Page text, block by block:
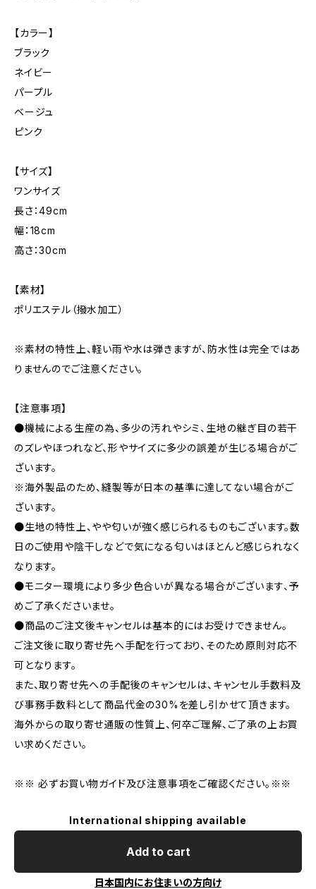
【カラー】
ブラック
ネイビー
パープル
ベージュ
ピンク
【サイズ】
ワンサイズ
長さ：49cm
幅：18cm
高さ：30cm
【素材】
ポリエステル（撥水加工）
※素材の特性上、軽い雨や水は弾きますが、防水性は完全ではあ
りませんのでご注意ください。
【注意事項】
●機械による生産の為、多少の汚れやシミ、生地の継ぎ目の若干
のズレやほつれなど、形やサイズに多少の誤差が生じる場合がご
ざいます。
※海外製品のため、縫製等が日本の基準に達してない場合がご
ざいます。
●生地の特性上、やや匂いが強く感じられるものもございます。数
日のご使用や陰干しなどで気になる匂いはほとんど感じられなく
なります。
●モニター環境により多少色合いが異なる場合がございます、予
めご了承くださいませ。
●商品のご注文後キャンセルは基本的にはお受けできません。
ご注文後に取り寄せ先へ手配を行っており、そのため原則対応不
可となります。
また、取り寄せ先への手配後のキャンセルは、キャンセル手数料及
び事務手数料として商品代金の30%を差し引かせて頂きます。
海外からの取り寄せ通販の性質上、何卒ご理解、ご了承の上お買
い求めください。
※※ 必ずお買い物ガイド及び注意事項をご確認ください。※※
International shipping available
Add to cart
日本国内にお住まいの方向け